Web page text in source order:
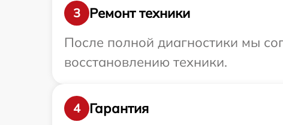
3
Ремонт техники
После полной диагностики мы
восстановлению техники.
4
Гарантия